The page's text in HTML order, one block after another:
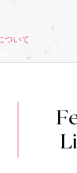
ついて